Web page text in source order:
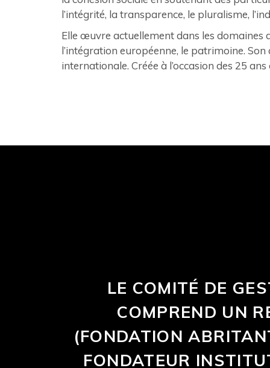
l’intégrité, la transparence, le pluralisme,
Elle œuvre actuellement dans les domaines
l’intégration européenne, le patrimoine. Son
internationale. Créée à l’occasion des 25
LE COMITÉ DE
COMPREND UN
(FONDATION
FONDATEUR